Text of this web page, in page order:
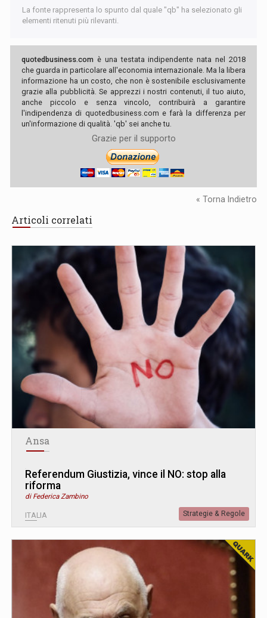
La fonte rappresenta lo spunto dal quale "qb" ha selezionato gli
elementi ritenuti più rilevanti.
quotedbusiness.com è una testata indipendente nata nel 2018
che guarda in particolare all'economia internazionale. Ma la libera
informazione ha un costo, che non è sostenibile esclusivamente
grazie alla pubblicità. Se apprezzi i nostri contenuti, il tuo aiuto,
anche piccolo e senza vincolo, contribuirà a garantire
l'indipendenza di quotedbusiness.com e farà la differenza per
un'informazione di qualità. 'qb' sei anche tu.
Grazie per il supporto
« Torna Indietro
Articoli correlati
Ansa
Referendum Giustizia, vince il NO: stop alla
riforma
di Federica Zambino
ITALIA Strategie & Regole